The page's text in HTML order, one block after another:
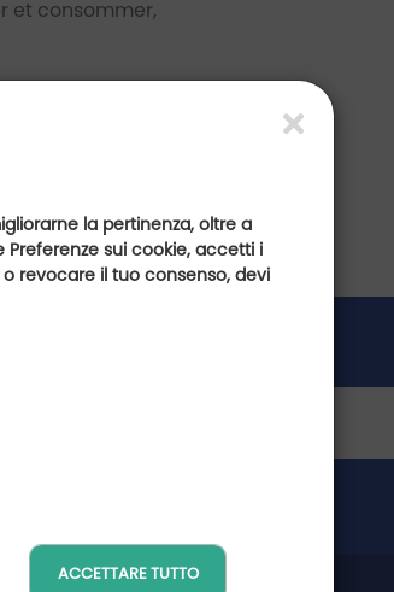
la pertinenza, oltre a
Preferenze sui cookie, accetti i
revocare il tuo consenso, devi
ACCETTARE TUTTO
et consommer,